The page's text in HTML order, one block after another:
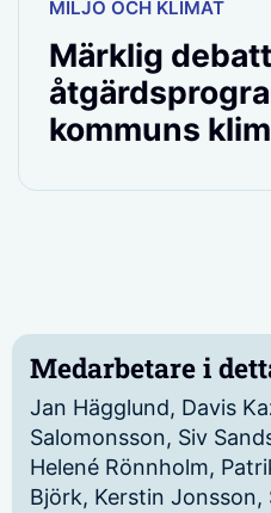
MILJÖ OCH KLIMAT
Märklig
kommuns
Medarbetare i
Jan Hägglund, Davis
Salomonsson, Siv
Helené Rönnholm,
Björk, Kerstin